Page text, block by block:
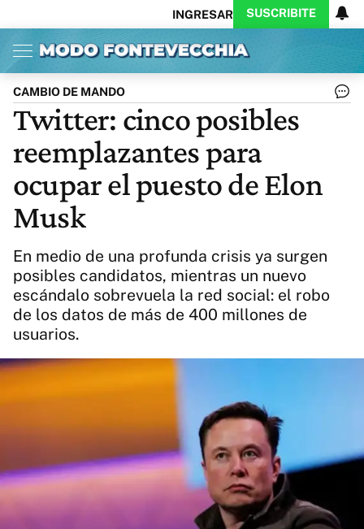
INGRESAR SUSCRIBITE
Inicio Ahora
Opinión
Política
Ciencia
Cultura
Arte
Educación
CARAS
Exitoina
Turismo
Videos
Córdoba
Reperfilar
Business
Diario del Juicio
Actualidad
CAMBIO DE MANDO
Twitter: cinco posibles
reemplazantes para
ocupar el puesto de Elon
Musk
En medio de una profunda crisis ya surgen
posibles candidatos, mientras un nuevo
escándalo sobrevuela la red social: el robo
de los datos de más de 400 millones de
usuarios.